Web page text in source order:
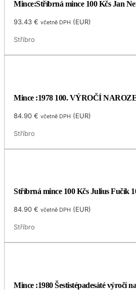
Mince:Stříbrná mince 100 Kčs Jan
93.43€ včetně DPH (EUR)
Stříbro
Mince :1978 100. VÝROČÍ
84.90€ včetně DPH (EUR)
Stříbro
Stříbrná mince 100 Kčs Julius Fučík
84.90€ včetně DPH (EUR)
Stříbro
Mince :1980 Šestistépadesáté výročí